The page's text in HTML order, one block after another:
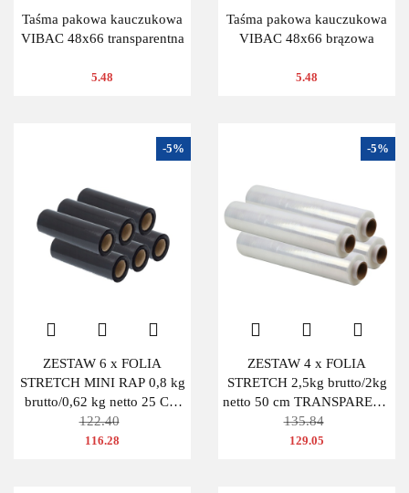
Taśma pakowa kauczukowa
VIBAC 48x66 transparentna
5.48
Taśma pakowa kauczukowa
VIBAC 48x66 brązowa
5.48
ZESTAW 6 x FOLIA
STRETCH MINI RAP 0,8 kg
brutto/0,62 kg netto 25 CM
CZARNA
122.40
-5%
116.28
ZESTAW 4 x FOLIA
STRETCH 2,5kg brutto/2kg
netto 50 cm TRANSPARENT
BEZBARWNA
135.84
-5%
129.05